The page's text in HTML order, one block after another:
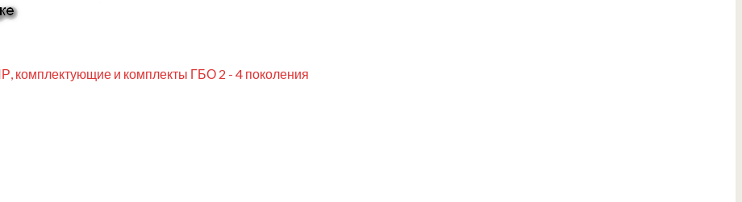
комплектующие и комплекты ГБО 2 - 4 поколения